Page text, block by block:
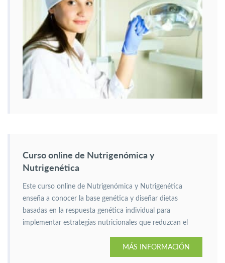
Curso online de Nutrigenómica y
Nutrigenética
Este curso online de Nutrigenómica y Nutrigenética
enseña a conocer la base genética y diseñar dietas
basadas en la respuesta genética individual para
implementar estrategias nutricionales que reduzcan el
MÁS INFORMACIÓN